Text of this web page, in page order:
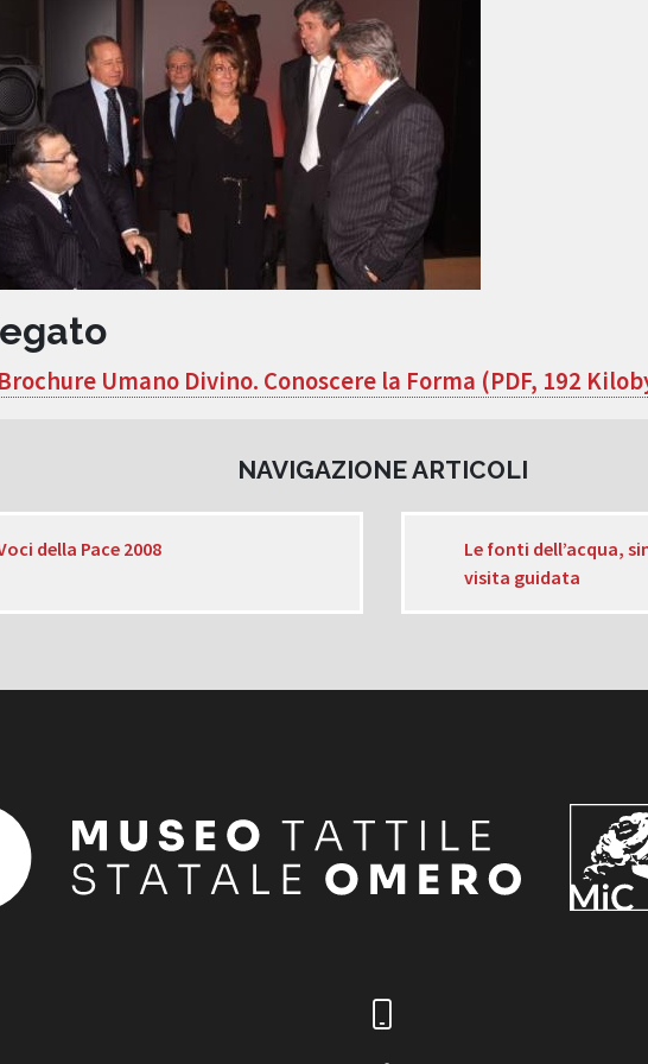
Brochure Umano Divino. Conoscere la Forma (PDF, 192
NAVIGAZIONE ARTICOLI
della Pace 2008
Le fonti dell’acqua,
visita guidata